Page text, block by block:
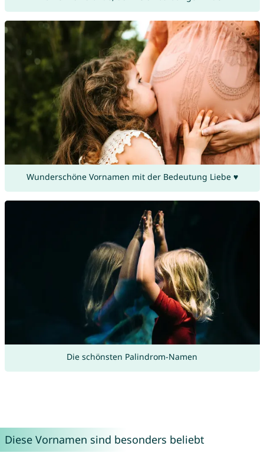
Wunderschöne Vornamen mit der Bedeutung Liebe ♥
Die schönsten Palindrom-Namen
Diese Vornamen sind besonders beliebt